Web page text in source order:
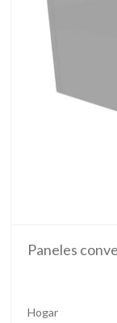
Paneles
Hogar